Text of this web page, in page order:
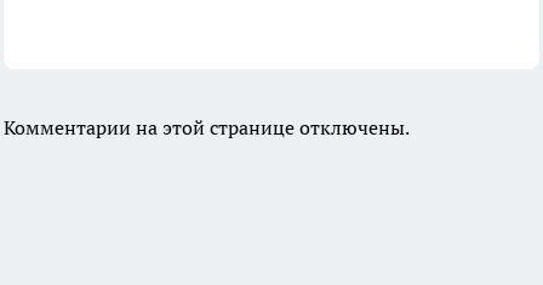
Комментарии на этой странице отключены.